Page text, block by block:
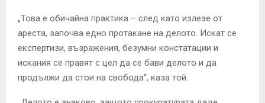
„Това е обичайна практика – след като излезе от
ареста, започва едно протакане на делото. Искат се
експертизи, възражения, безумни констатации и
искания се правят с цел да се бави делото и да
продължи да стои на свобода“, каза той.